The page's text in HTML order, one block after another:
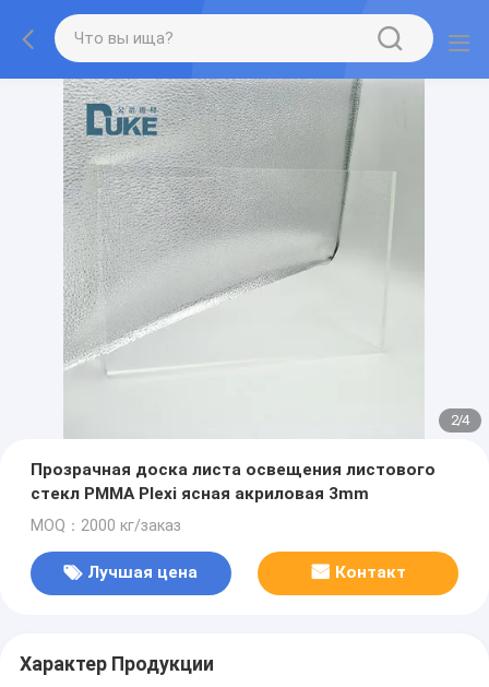
2/4
Прозрачная доска листа освещения листового
стекл PMMA Plexi ясная акриловая 3mm
MOQ：2000 кг/заказ
Лучшая цена Контакт
Характер Продукции